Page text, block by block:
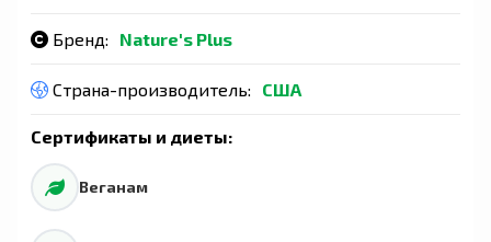
Бренд: Nature's Plus
Страна-производитель: США
Сертификаты и диеты:
Веганам